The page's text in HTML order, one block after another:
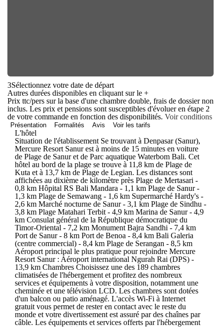
3Sélectionnez votre date de départ
Autres durées disponibles en cliquant sur le +
Prix ttc/pers sur la base d'une chambre double, frais de dossier non
inclus. Les prix et pensions sont susceptibles d'évoluer en étape 2
de votre commande en fonction des disponibilités. Voir conditions
Présentation Formalités Avis Voir les tarifs
L'hôtel
Situation de l'établissement Se trouvant à Denpasar (Sanur),
Mercure Resort Sanur est à moins de 15 minutes en voiture
de Plage de Sanur et de Parc aquatique Waterbom Bali. Cet
hôtel au bord de la plage se trouve à 11,8 km de Plage de
Kuta et à 13,7 km de Plage de Legian. Les distances sont
affichées au dixième de kilomètre près Plage de Mertasari -
0,8 km Hôpital RS Bali Mandara - 1,1 km Plage de Sanur -
1,3 km Plage de Semawang - 1,6 km Supermarché Hardy's -
2,6 km Marché nocturne de Sanur - 3,1 km Plage de Sindhu -
3,8 km Plage Matahari Terbit - 4,9 km Marina de Sanur - 4,9
km Consulat général de la République démocratique du
Timor-Oriental - 7,2 km Monument Bajra Sandhi - 7,4 km
Port de Sanur - 8 km Port de Benoa - 8,4 km Bali Galeria
(centre commercial) - 8,4 km Plage de Serangan - 8,5 km
Aéroport principal le plus pratique pour rejoindre Mercure
Resort Sanur : Aéroport international Ngurah Rai (DPS) -
13,9 km Chambres Choisissez une des 189 chambres
climatisées de l'hébergement et profitez des nombreux
services et équipements à votre disposition, notamment une
cheminée et une télévision LCD. Les chambres sont dotées
d'un balcon ou patio aménagé. L'accès Wi-Fi à Internet
gratuit vous permet de rester en contact avec le reste du
monde et votre divertissement est assuré par des chaînes par
câble. Les équipements et services offerts par l'hébergement